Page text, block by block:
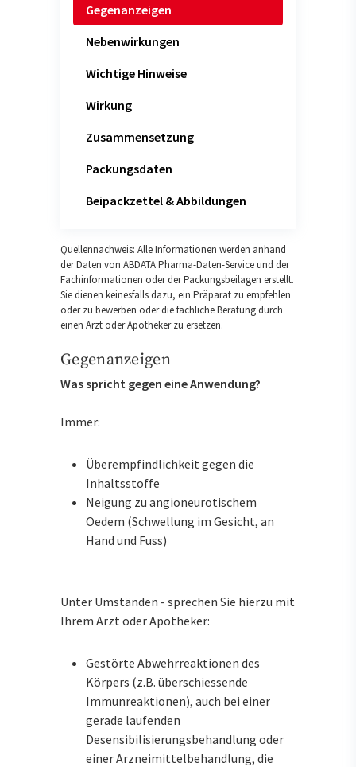
Gegenanzeigen
Nebenwirkungen
Wichtige Hinweise
Wirkung
Zusammensetzung
Packungsdaten
Beipackzettel & Abbildungen
Quellennachweis: Alle Informationen werden anhand
der Daten von ABDATA Pharma-Daten-Service und der
Fachinformationen oder der Packungsbeilagen erstellt.
Sie dienen keinesfalls dazu, ein Präparat zu empfehlen
oder zu bewerben oder die fachliche Beratung durch
einen Arzt oder Apotheker zu ersetzen.
Gegenanzeigen
Was spricht gegen eine Anwendung?
Immer:
Überempfindlichkeit gegen die
Inhaltsstoffe
Neigung zu angioneurotischem
Oedem (Schwellung im Gesicht, an
Hand und Fuss)
Unter Umständen - sprechen Sie hierzu mit
Ihrem Arzt oder Apotheker:
Gestörte Abwehrreaktionen des
Körpers (z.B. überschiessende
Immunreaktionen), auch bei einer
gerade laufenden
Desensibilisierungsbehandlung oder
einer Arzneimittelbehandlung, die